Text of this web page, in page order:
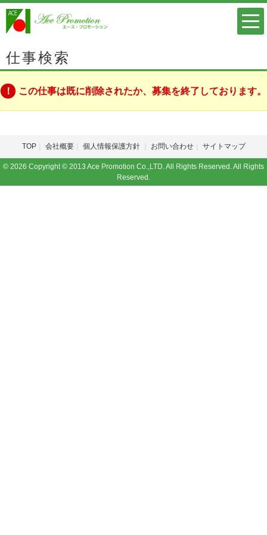
仕事検索
この仕事は既に削除されたか、募集を終了しております。
TOP 会社概要 個人情報保護方針 お問い合わせ サイトマップ
© 2026 Copyright © 2013 Ace Promotion Co.,LTD. All Rights Reserved. All Rights
Reserved.